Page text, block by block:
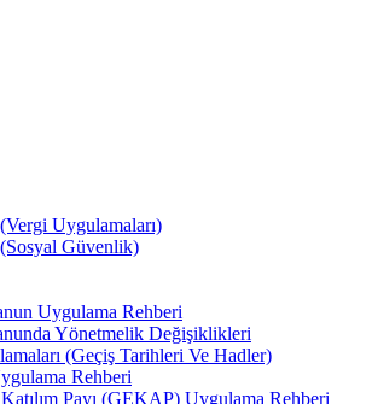
Uygulamaları)
Güvenlik)
Uygulama Rehberi
Yönetmelik Değişiklikleri
(Geçiş Tarihleri Ve Hadler)
Rehberi
Payı (GEKAP) Uygulama Rehberi